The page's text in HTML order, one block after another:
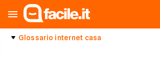
Glossario internet casa